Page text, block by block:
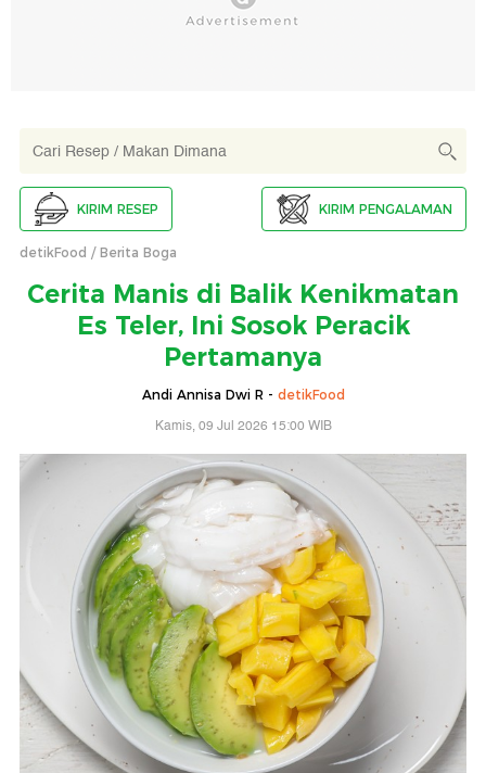
KIRIM RESEP KIRIM PENGALAMAN
detikFood Berita Boga
Cerita Manis di Balik Kenikmatan
Es Teler, Ini Sosok Peracik
Pertamanya
Andi Annisa Dwi R - detikFood
Kamis, 09 Jul 2026 15:00 WIB